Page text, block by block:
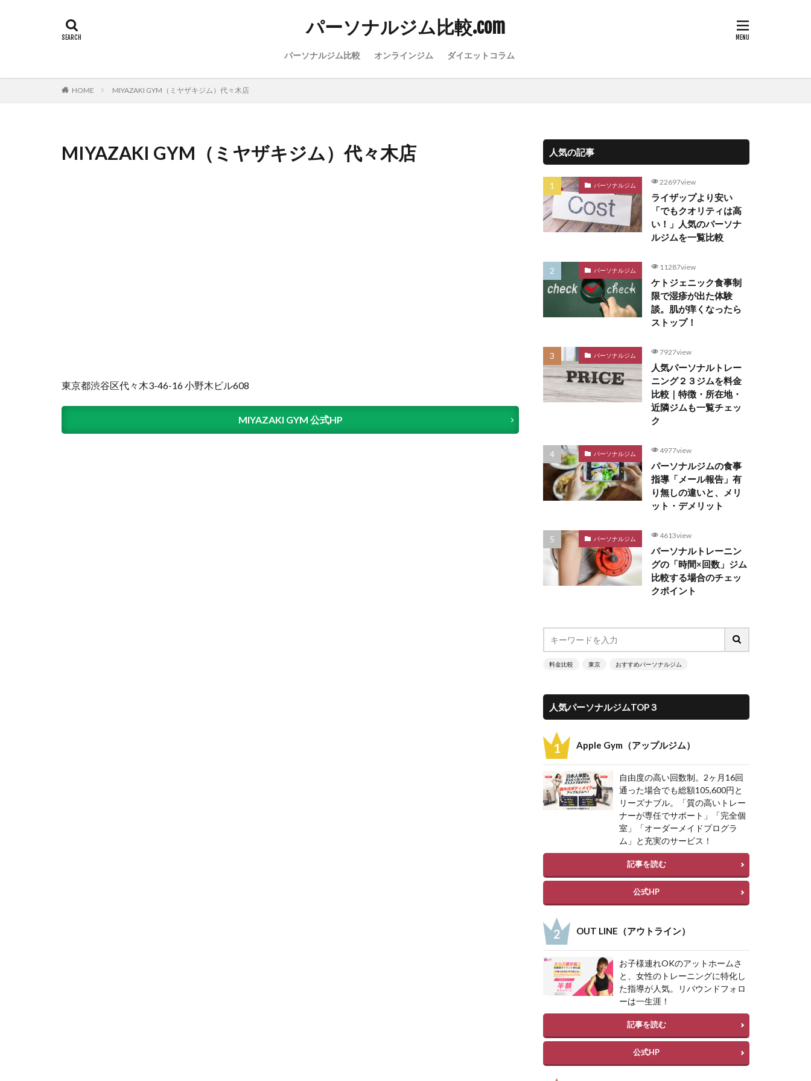
パーソナルジム比較.com
パーソナルジム比較 オンラインジム ダイエットコラム
HOME MIYAZAKI GYM（ミヤザキジム）代々木店
MIYAZAKI GYM（ミヤザキジム）代々木店
東京都渋谷区代々木3-46-16 小野木ビル608
MIYAZAKI GYM 公式HP
人気の記事
パーソナルジム 22697view
ライザップより安い
「でもクオリティは高
い！」人気のパーソナ
ルジムを一覧比較
パーソナルジム 11287view
ケトジェニック食事制
限で湿疹が出た体験
談。肌が痒くなったら
ストップ！
パーソナルジム 7927view
人気パーソナルトレー
ニング２３ジムを料金
比較｜特徴・所在地・
近隣ジムも一覧チェッ
ク
パーソナルジム 4977view
パーソナルジムの食事
指導「メール報告」有
り無しの違いと、メリ
ット・デメリット
パーソナルジム 4613view
パーソナルトレーニン
グの「時間×回数」ジム
比較する場合のチェッ
クポイント
料金比較 東京 おすすめパーソナルジム
人気パーソナルジムTOP３
Apple Gym（アップルジム）
自由度の高い回数制。2ヶ月16回
通った場合でも総額105,600円と
リーズナブル。「質の高いトレー
ナーが専任でサポート」「完全個
室」「オーダーメイドプログラ
ム」と充実のサービス！
記事を読む
公式HP
OUT LINE（アウトライン）
お子様連れOKのアットホームさ
と、女性のトレーニングに特化し
た指導が人気。リバウンドフォロ
ーは一生涯！
記事を読む
公式HP